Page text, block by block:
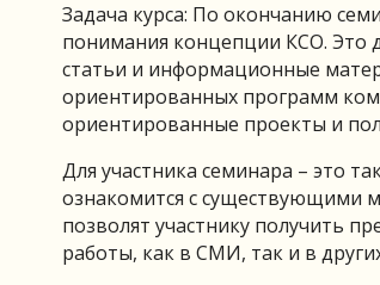
Задача курса: По окончанию
понимания концепции КСО. Это
статьи и информационные
ориентированных программ
ориентированные проекты и
Для участника семинара – это
ознакомится с существующими
позволят участнику получить
работы, как в СМИ, так и в